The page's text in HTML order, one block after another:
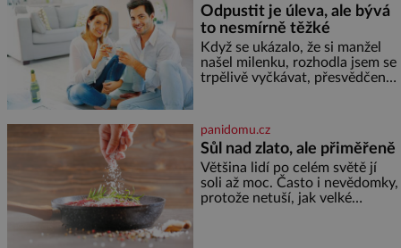
Odpustit je úleva, ale bývá
to nesmírně těžké
Když se ukázalo, že si manžel
našel milenku, rozhodla jsem se
trpělivě vyčkávat, přesvědčena,
nejtěžších věcí na světě. Ale
každý, kdo s tím má nějaké
zkušenosti, se zapřísahá, že
pokud odpustíte, znatelně se
vám uleví. Když se ke mně
doneslo, že si manžel pořídil
panidomu.cz
Sůl nad zlato, ale přiměřeně
Většina lidí po celém světě jí
soli až moc. Často i nevědomky,
protože netuší, jak velké